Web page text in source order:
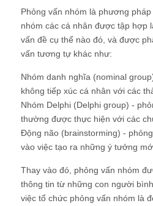
Phỏng vấn nhóm là phương
nhóm các cá nhân được tập hợp
vấn đề cụ thể nào đó, và được
vấn tương tự khác như:
Nhóm danh nghĩa (nominal
không tiếp xúc cá nhân với các
Nhóm Delphi (Delphi group) -
thường được thực hiện với các
Động não (brainstorming) -
vào việc tạo ra những ý tưởng
Thay vào đó, phỏng vấn nhóm
thông tin từ những con người
việc tổ chức phỏng vấn nhóm là